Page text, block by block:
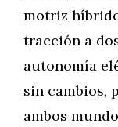
motriz
tracción a
autonomía
sin cambios,
ambos